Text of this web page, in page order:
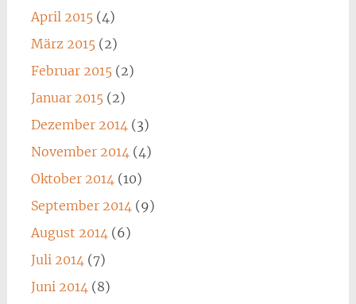
April 2015(4)
März 2015(2)
Februar 2015(2)
Januar 2015(2)
Dezember 2014 (3)
November 2014 (4)
Oktober 2014 (10)
September 2014 (9)
August 2014 (6)
Juli 2014 (7)
Juni 2014 (8)